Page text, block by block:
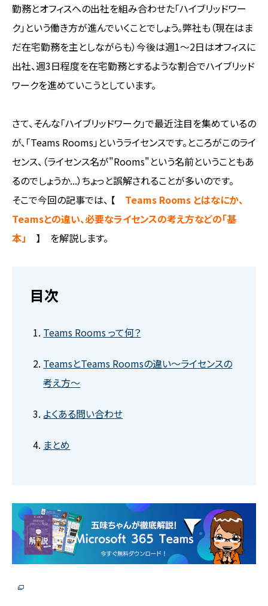
勤務とオフィスへの出社を組み合わせた「ハイブリッドワー
ク」という働き方が進んでいくことでしょう。弊社も（現在はま
だ在宅勤務を主としながらも）今後は週1～2日はオフィスに
出社、週3日程度を在宅勤務とするような割合でハイブリッド
ワークを進めていこうとしています。
さて、そんな「ハイブリッドワーク」で最近注目を集めているの
が、「Teams Rooms」というライセンスです。ところがこのライ
センス、（ライセンス名が"Rooms"という名前ということもあ
るのでしょうか...）ちょっと誤解されることが多いのです。
そこで今回の記事では、 【 Teams Rooms とはなにか、
Teamsとの違い、必要なライセンスの考え方などの「基
本」 】 を解説します。
目次
Teams Rooms って何？
TeamsとTeams Roomsの違い～ライセンスの
考え方～
よくある問い合わせ
まとめ